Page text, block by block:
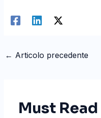
← Articolo precedente
Must Read